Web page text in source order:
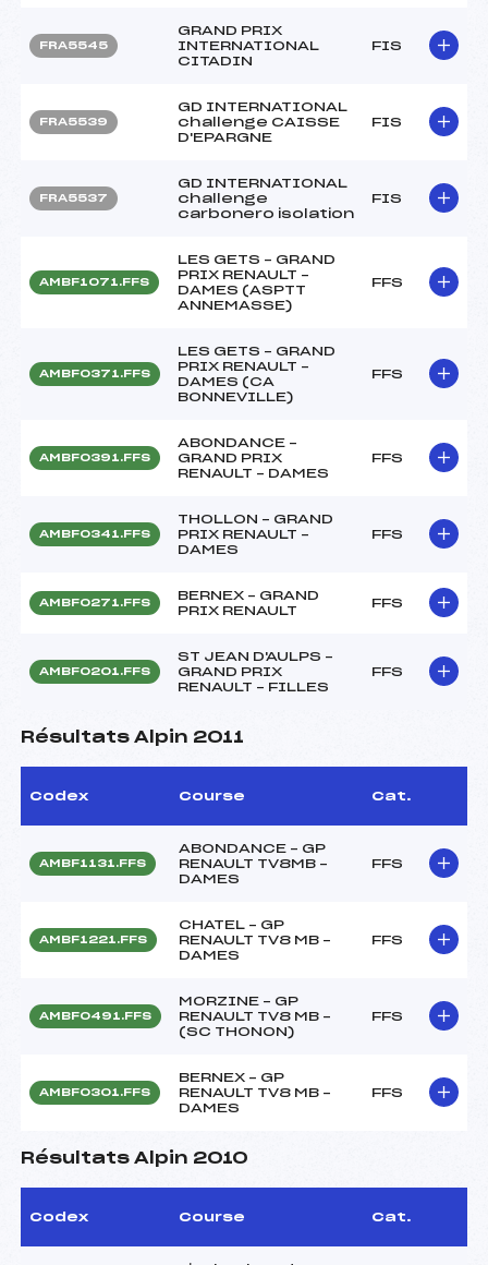
FRA5545
GRAND PRIX
INTERNATIONAL
CITADIN
FIS
FRA5539
GD INTERNATIONAL
challenge CAISSE
D'EPARGNE
FIS
FRA5537
GD INTERNATIONAL
challenge
carbonero isolation
FIS
AMBF1071.FFS
LES GETS – GRAND
PRIX RENAULT –
DAMES (ASPTT
ANNEMASSE)
FFS
AMBF0371.FFS
LES GETS – GRAND
PRIX RENAULT –
DAMES (CA
BONNEVILLE)
FFS
AMBF0391.FFS
ABONDANCE –
GRAND PRIX
RENAULT – DAMES
FFS
AMBF0341.FFS
THOLLON – GRAND
PRIX RENAULT –
DAMES
FFS
AMBF0271.FFS
BERNEX – GRAND
PRIX RENAULT
FFS
AMBF0201.FFS
ST JEAN D'AULPS –
GRAND PRIX
RENAULT – FILLES
FFS
Résultats Alpin 2011
Codex Course Cat.
AMBF1131.FFS
ABONDANCE – GP
RENAULT TV8MB –
DAMES
FFS
AMBF1221.FFS
CHATEL – GP
RENAULT TV8 MB –
DAMES
FFS
AMBF0491.FFS
MORZINE – GP
RENAULT TV8 MB –
(SC THONON)
FFS
AMBF0301.FFS
BERNEX – GP
RENAULT TV8 MB –
DAMES
FFS
Résultats Alpin 2010
Codex Course Cat.